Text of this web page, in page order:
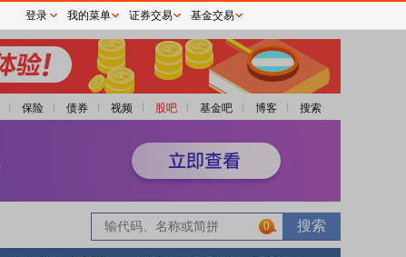
保险 债券 视频 股吧 基金吧 博客 搜索
0
登录 我的菜单 证券交易 基金交易